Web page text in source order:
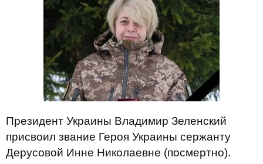
Президент Украины Владимир Зеленский
присвоил звание Героя Украины сержанту
Дерусовой Инне Николаевне (посмертно).